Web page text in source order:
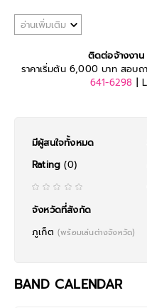
ปอ - มือกีต้า (ถ้าเป็นงานดูโอ้
อบร้อคก็ได้ เรียกได้ว่าจะงานไหน ๆ
อ่านเพิ่มเติม
ติดต่อจ้างงาน
ราคาเริ่มต้น 6,000 บาท สอบถ
641-6298 |
มีผู้สนใจทั้งหมด
Rating (0)
จังหวัดที่สังกัด
ภูเก็ต (พร้อมเล่นต่างจังหวัด)
BAND CALENDAR